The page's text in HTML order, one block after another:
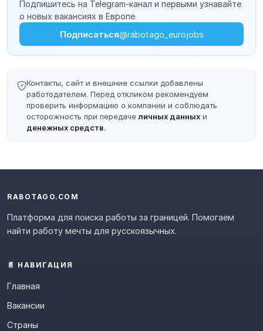
Подпишитесь на Telegram-канал и первыми узнавайте
о новых вакансиях в Европе.
Подписаться@rabotago_eurojobs
Контакты, сайт и внешние ссылки добавлены
работодателем. Перед откликом рекомендуем
проверить информацию о компании и соблюдать
осторожность при передачеличных данных и
денежных средств.
RABOTAGO.COM
Платформа для поиска работы за границей. Помогаем
найти работу мечты для русскоязычных.
📄 НАВИГАЦИЯ
Главная
Вакансии
Страны